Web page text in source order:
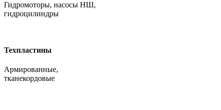
Гидромоторы, насосы НШ,
гидроцилиндры
Техпластины
Армированные,
тканекордовые